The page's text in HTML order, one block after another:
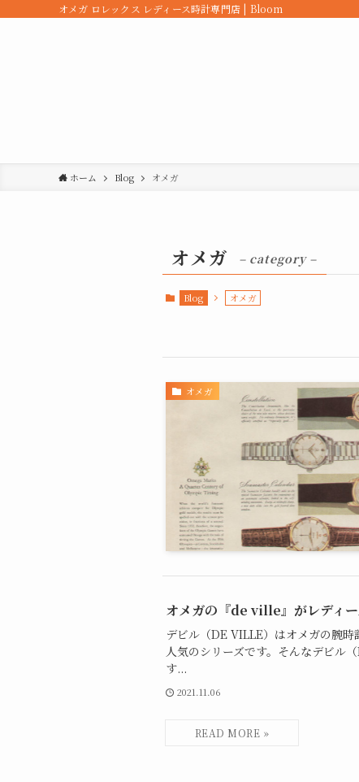
オメガ ロレックス レディース時計専門店 | Bloom
ホーム Blog オメガ
オメガ – category –
Blog オメガ
オメガ
オメガの『de ville』がレディ
デビル（DE VILLE）はオメガの腕
人気のシリーズです。そんなデビル
す...
2021.11.06